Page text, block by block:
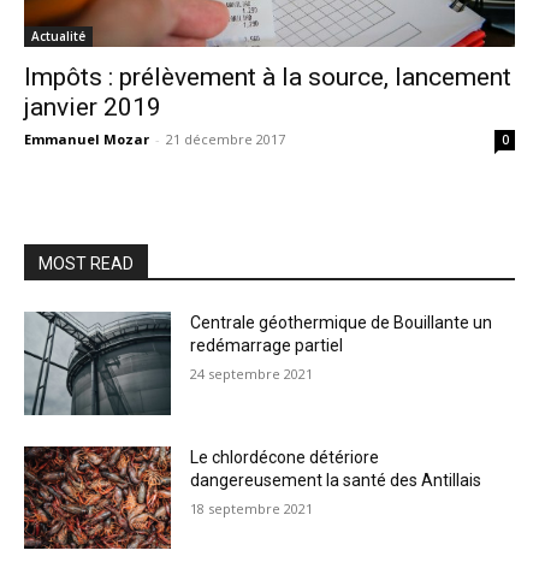
Actualité
Impôts : prélèvement à la source, lancement
janvier 2019
Emmanuel Mozar - 21 décembre 2017 0
MOST READ
Centrale géothermique de Bouillante un
redémarrage partiel
24 septembre 2021
Le chlordécone détériore
dangereusement la santé des Antillais
18 septembre 2021